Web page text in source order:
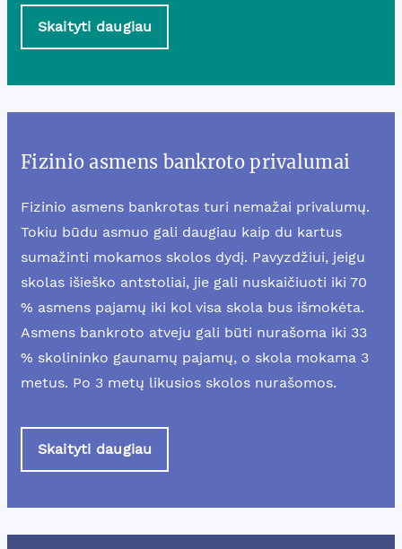
Skaityti daugiau
Fizinio asmens bankroto privalumai
Fizinio asmens bankrotas turi nemažai privalumų.
Tokiu būdu asmuo gali daugiau kaip du kartus
sumažinti mokamos skolos dydį. Pavyzdžiui, jeigu
skolas išieško antstoliai, jie gali nuskaičiuoti iki 70
% asmens pajamų iki kol visa skola bus išmokėta.
Asmens bankroto atveju gali būti nurašoma iki 33
% skolininko gaunamų pajamų, o skola mokama 3
metus. Po 3 metų likusios skolos nurašomos.
Skaityti daugiau